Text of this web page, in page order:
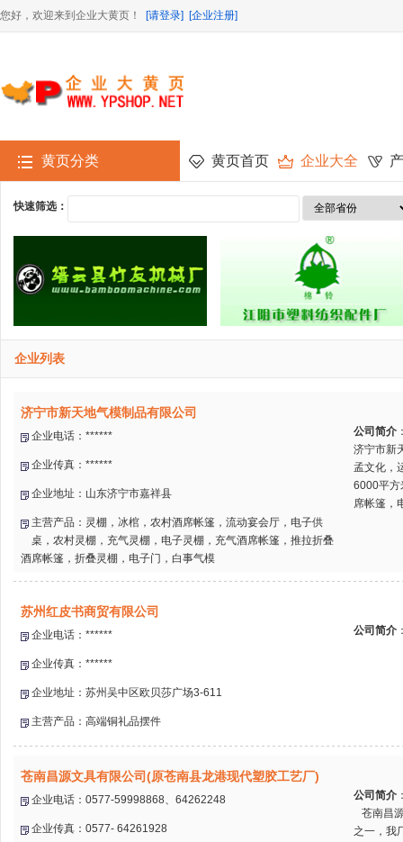
您好，欢迎来到企业大黄页！ [请登录] [企业注册]
黄页分类 黄页首页 企业大全
快速筛选：
企业列表
济宁市新天地气模制品有限公司
企业电话：******
企业传真：******
企业地址：山东济宁市嘉祥县
主营产品：灵棚，冰棺，农村酒席帐篷，流动宴会厅，电子供
桌，农村灵棚，充气灵棚，电子灵棚，充气酒席帐篷，推拉折叠
酒席帐篷，折叠灵棚，电子门，白事气模
公司简介
济宁市新
孟文化，
6000平方
席帐篷，
苏州红皮书商贸有限公司
企业电话：******
企业传真：******
企业地址：苏州吴中区欧贝莎广场3-611
主营产品：高端铜礼品摆件
公司简介
苍南昌源文具有限公司(原苍南县龙港现代塑胶工艺厂)
企业电话：0577-59998868、64262248
企业传真：0577- 64261928
公司简介
苍南昌
之一，我